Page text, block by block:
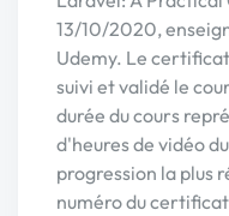
13/10/2020,
Udemy. Le
suivi et validé le
durée du cours
d'heures de vidéo
progression la plus
numéro du